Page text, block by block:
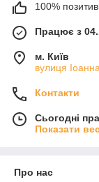
100%
Працює з
м. Київ
вулиця
Контакти
Сьогодні
Показати
Про нас